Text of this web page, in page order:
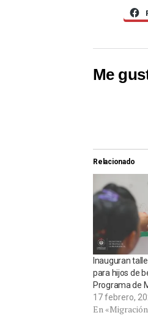
Me
Relacionado
Inauguran
para hijos de
Programa de
17 febrero,
En